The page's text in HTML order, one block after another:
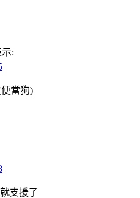
:
當狗)
支援了